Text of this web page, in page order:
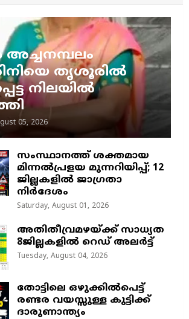
അച്ചനമ്പലം
തൃശൂരിൽ
നിലയിൽ
05, 2026
സംസ്ഥാനത്ത് ശക്തമായ
മിന്നൽപ്രളയ മുന്നറിയിപ്പ്; 12
ജില്ലകളിൽ ജാഗ്രതാ
നിർദേശം
Saturday, August 01, 2026
അതിതീവ്രമഴയ്ക്ക് സാധ്യത
8ജില്ലകളിൽ റെഡ് അലർട്ട്
Tuesday, August 04, 2026
തോട്ടിലെ ഒഴുക്കിൽപെട്ട്
രണ്ടര വയസ്സുള്ള കുട്ടിക്ക്
ദാരുണാന്ത്യം